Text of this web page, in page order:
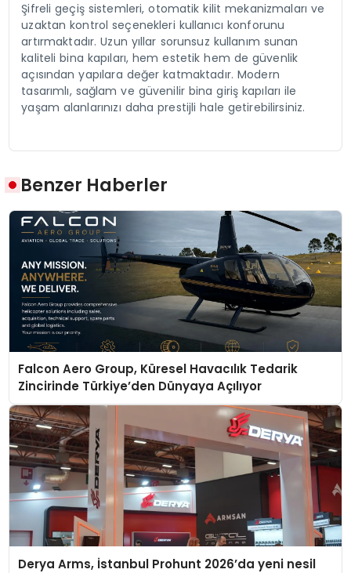
Şifreli geçiş sistemleri, otomatik kilit mekanizmaları ve
uzaktan kontrol seçenekleri kullanıcı konforunu
artırmaktadır. Uzun yıllar sorunsuz kullanım sunan
kaliteli bina kapıları, hem estetik hem de güvenlik
açısından yapılara değer katmaktadır. Modern
tasarımlı, sağlam ve güvenilir bina giriş kapıları ile
yaşam alanlarınızı daha prestijli hale getirebilirsiniz.
Benzer Haberler
Falcon Aero Group, Küresel Havacılık Tedarik
Zincirinde Türkiye’den Dünyaya Açılıyor
Derya Arms, İstanbul Prohunt 2026’da yeni nesil